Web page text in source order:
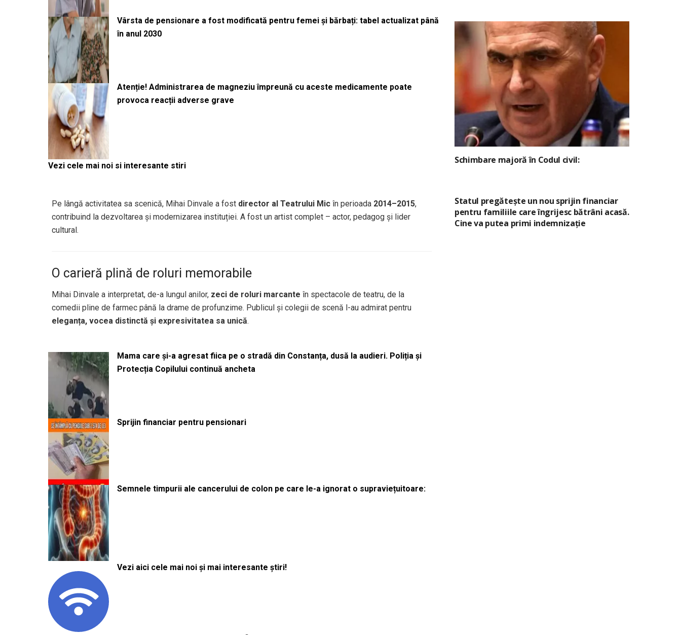
Vârsta de pensionare a fost modificată pentru femei și bărbați: tabel actualizat până
în anul 2030
Atenție! Administrarea de magneziu împreună cu aceste medicamente poate
provoca reacții adverse grave
Vezi cele mai noi si interesante stiri
Pe lângă activitatea sa scenică, Mihai Dinvale a fost director al Teatrului Mic în perioada 2014–2015,
contribuind la dezvoltarea și modernizarea instituției. A fost un artist complet – actor, pedagog și lider
cultural.
O carieră plină de roluri memorabile
Mihai Dinvale a interpretat, de-a lungul anilor, zeci de roluri marcante în spectacole de teatru, de la
comedii pline de farmec până la drame de profunzime. Publicul și colegii de scenă l-au admirat pentru
eleganța, vocea distinctă și expresivitatea sa unică.
Mama care și-a agresat fiica pe o stradă din Constanța, dusă la audieri. Poliția și
Protecția Copilului continuă ancheta
Sprijin financiar pentru pensionari
Semnele timpurii ale cancerului de colon pe care le-a ignorat o supraviețuitoare:
Vezi aici cele mai noi și mai interesante știri!
Schimbare majoră în Codul civil:
Statul pregătește un nou sprijin financiar
pentru familiile care îngrijesc bătrâni acasă.
Cine va putea primi indemnizație